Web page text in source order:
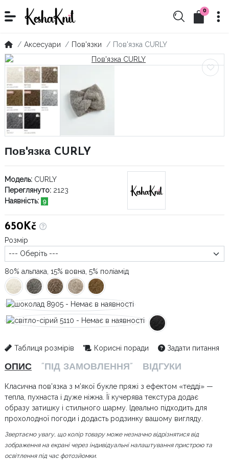
0
Аксесуари Пов'язки Пов'язка CURLY
Пов'язка CURLY
ОПИС “ПІД ЗАМОВЛЕННЯ” ВІДГУКИ
Класична пов’язка з м’якої букле пряжі з ефектом «тедді» —
тепла, пухнаста і дуже ніжна. Її кучерява текстура додає
образу затишку і стильного шарму. Ідеально підходить для
прохолодної погоди і додасть родзинку вашому вигляду.
Звертаємо увагу, що колір товару може незначно відрізнятися від
зображення на екрані через індивідуальні налаштування пристрою та
освітлення під час фотозйомки.
Модель: CURLY
Переглянуто: 2123
Наявність:
9
650Kč
Таблиця розмірів Корисні поради Задати питання
Розмір
80% альпака, 15% вовна, 5% поліамід